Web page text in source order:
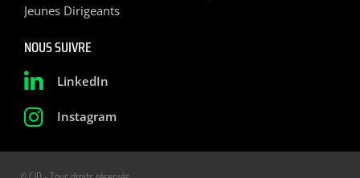
Jeunes Dirigeants
NOUS SUIVRE
LinkedIn
Instagram